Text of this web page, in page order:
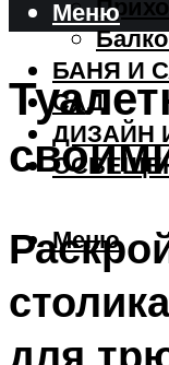
БАНЯ И
САД
ДИЗАЙН
Меню
Меню